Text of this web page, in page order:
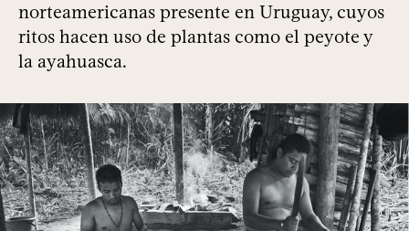
norteamericanas presente en Uruguay, cuyos
ritos hacen uso de plantas como el peyote y
la ayahuasca.